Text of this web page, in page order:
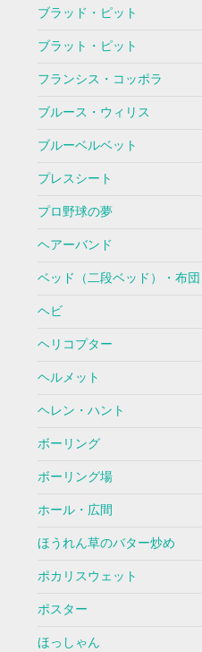
ブラッド・ピット
ブラット・ピット
フランシス・コッポラ
ブルース・ウィリス
ブルーベルベット
プレスシート
プロ野球の夢
ヘアーバンド
ベッド（二段ベッド）・布団
ヘビ
ヘリコプター
ヘルメット
ヘレン・ハント
ボーリング
ボーリング場
ホール・広間
ほうれん草のバター炒め
ポカリスウェット
ポスター
ほっしゃん